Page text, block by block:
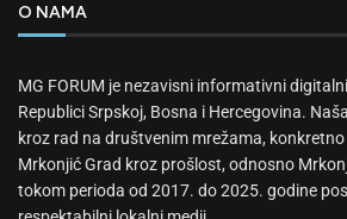
O NAMA
MG FORUM je nezavisni informativni
Republici Srpskoj, Bosna i Hercegovina.
kroz rad na društvenim mrežama,
Mrkonjić Grad kroz prošlost, odnosno
tokom perioda od 2017. do 2025. godine